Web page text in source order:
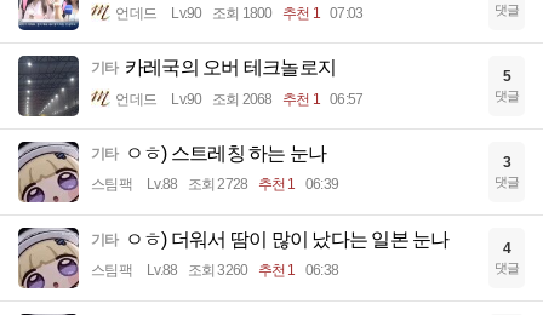
언데드 Lv.90 조회 1800 추천 1 07:03 댓글
기타 카레국의 오버 테크놀로지
언데드 Lv.90 조회 2068 추천 1 06:57
5
댓글
기타 ㅇㅎ) 스트레칭 하는 눈나
스팀팩 Lv.88 조회 2728 추천 1 06:39
3
댓글
기타 ㅇㅎ) 더워서 땀이 많이 났다는 일본 눈나
스팀팩 Lv.88 조회 3260 추천 1 06:38
4
댓글